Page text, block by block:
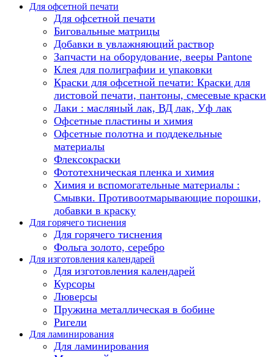
Для офсетной печати
Для офсетной печати
Биговальные матрицы
Добавки в увлажняющий раствор
Запчасти на оборудование, вееры Pantone
Клея для полиграфии и упаковки
Краски для офсетной печати: Краски для
листовой печати, пантоны, смесевые краски
Лаки : масляный лак, ВД лак, Уф лак
Офсетные пластины и химия
Офсетные полотна и поддекельные
материалы
Флексокраски
Фототехническая пленка и химия
Химия и вспомогательные материалы :
Смывки. Противоотмарывающие порошки,
добавки в краску
Для горячего тиснения
Для горячего тиснения
Фольга золото, серебро
Для изготовления календарей
Для изготовления календарей
Курсоры
Люверсы
Пружина металлическая в бобине
Ригели
Для ламинирования
Для ламинирования